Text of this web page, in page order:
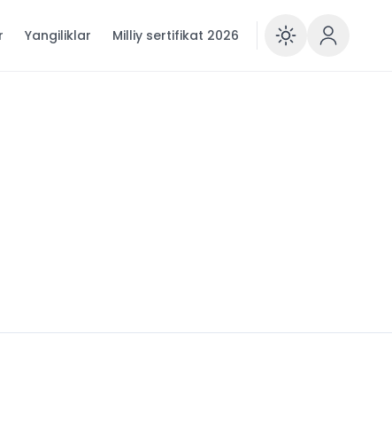
Yangiliklar Milliy sertifikat 2026